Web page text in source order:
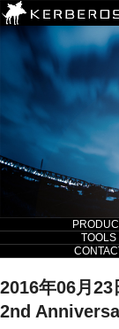
TOOLS
2016年06月
2nd